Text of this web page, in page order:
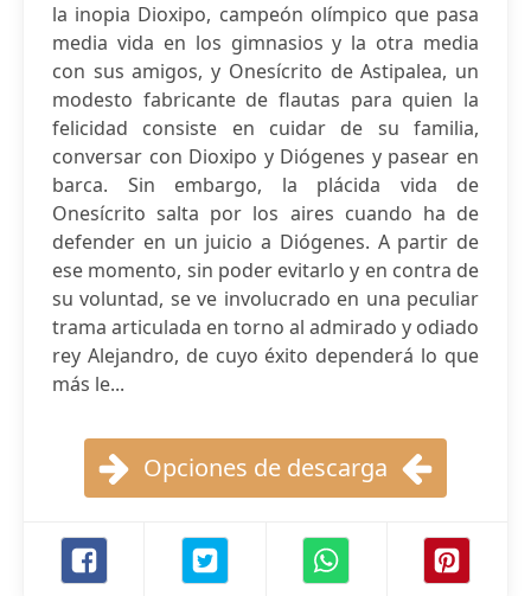
la inopia Dioxipo, campeón olímpico que pasa
media vida en los gimnasios y la otra media
con sus amigos, y Onesícrito de Astipalea, un
modesto fabricante de flautas para quien la
felicidad consiste en cuidar de su familia,
conversar con Dioxipo y Diógenes y pasear en
barca. Sin embargo, la plácida vida de
Onesícrito salta por los aires cuando ha de
defender en un juicio a Diógenes. A partir de
ese momento, sin poder evitarlo y en contra de
su voluntad, se ve involucrado en una peculiar
trama articulada en torno al admirado y odiado
rey Alejandro, de cuyo éxito dependerá lo que
más le...
Opciones de descarga